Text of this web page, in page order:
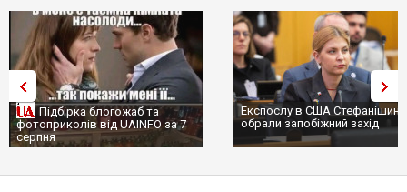
Підбірка блогожаб та
фотоприколів від UAINFO за 7
серпня
Експослу в США
обрали запобіжний захід